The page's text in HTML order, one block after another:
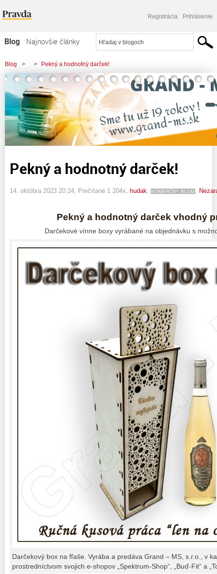
Registrácia Prihlásenie
Blog
Najnovšie články
Najčítanejšie články
Najkomentovanejšie články
Zoznam blogov
Komerčné blogy
Blog > > Pekný a hodnotný darček!
Pekný a hodnotný darček!
14. októbra 2023 20:24 , Prečítané 1 204x, hudak KOMERČNÝ BLOG
Pekný a hodnotný darček vhodný
Darčekové vínne boxy vyrábané na objednávku s
Darčekový box na fľaše. Vyrába a predáva Grand – MS, s.r.o., v
prostredníctvom svojich e-shopov „Spektrum-Shop“, „Buď-Fit“ a